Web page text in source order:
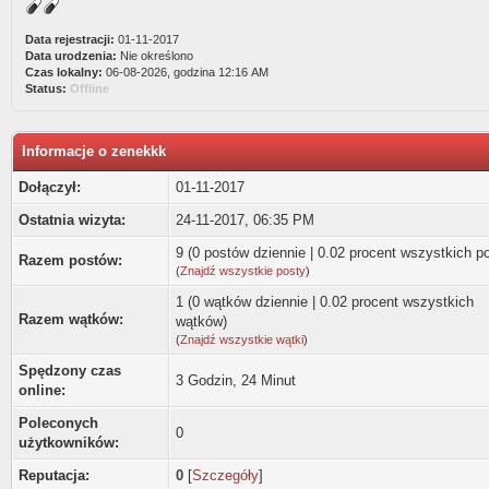
Data rejestracji: 01-11-2017
Data urodzenia: Nie określono
Czas lokalny: 06-08-2026, godzina 12:16 AM
Status: Offline
Informacje o zenekkk
Dołączył:
01-11-2017
Ostatnia wizyta:
24-11-2017, 06:35 PM
Razem postów: 9 (0 postów dziennie | 0.02 procent wszystkich
(Znajdź wszystkie posty)
Razem wątków:
1 (0 wątków dziennie | 0.02 procent wszystkich
wątków)
(Znajdź wszystkie wątki)
Spędzony czas
online:
3 Godzin, 24 Minut
Poleconych
użytkowników:
0
Reputacja: 0 [Szczegóły]